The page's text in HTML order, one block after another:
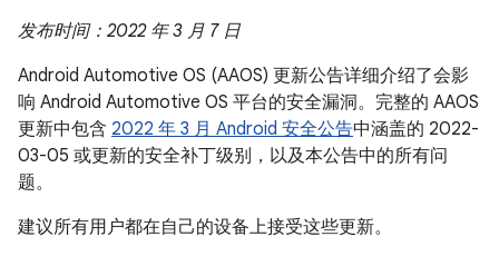
发布时间：2022 年 3 月 7 日
Android Automotive OS (AAOS) 更新公告详细介绍了会影
响 Android Automotive OS 平台的安全漏洞。完整的 AAOS
更新中包含 2022 年 3 月 Android 安全公告中涵盖的 2022-
03-05 或更新的安全补丁级别，以及本公告中的所有问
题。
建议所有用户都在自己的设备上接受这些更新。